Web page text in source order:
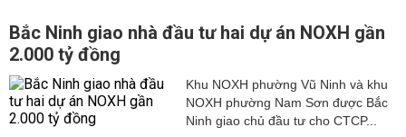
Bắc Ninh giao nhà đầu tư hai dự án NOXH gần
2.000 tỷ đồng
Khu NOXH phường Vũ Ninh và khu
NOXH phường Nam Sơn được Bắc
Ninh giao chủ đầu tư cho CTCP...